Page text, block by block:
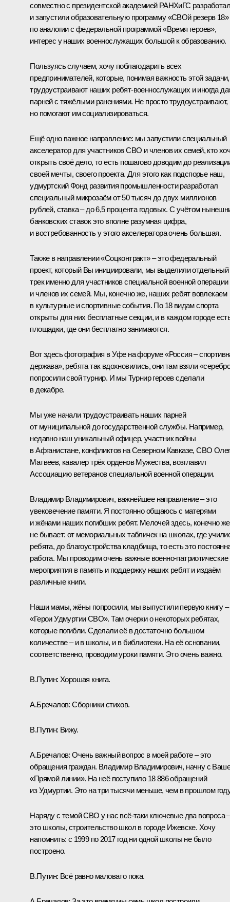
совместно с президентской академией РАНХиГС
и запустили образовательную программу «СВОй резерв 18»
по аналогии с федеральной программой «Время героев»,
интерес у наших военнослужащих большой к образованию.
Пользуясь случаем, хочу поблагодарить всех
предпринимателей, которые, понимая важность этой задачи,
трудоустраивают наших ребят-военнослужащих и иногда
парней с тяжёлыми ранениями. Не просто трудоустраивают,
но помогают им социализироваться.
Ещё одно важное направление: мы запустили специальный
акселератор для участников СВО и членов их семей, кто
открыть своё дело, то есть пошагово доводим до
своей мечты, своего проекта. Для этого как подспорье наш,
удмуртский Фонд развития промышленности разработал
специальный микрозаём от 50 тысяч до двух миллионов
рублей, ставка – до 6,5 процента годовых. С учётом
банковских ставок это вполне разумная цифра,
и востребованность у этого акселератора очень большая.
Также в направлении «Соцконтракт» – это федеральный
проект, который Вы инициировали, мы выделили отдельный
трек именно для участников специальной военной операции
и членов их семей. Мы, конечно же, наших ребят вовлекаем
в культурные и спортивные события. По 18 видам спорта
открыты для них бесплатные секции, и в каждом городе
площадки, где они бесплатно занимаются.
Вот здесь фотография в Уфе на форуме «Россия –
держава», ребята так вдохновились, они там взяли
попросили свой турнир. И мы Турнир героев сделали
в декабре.
Мы уже начали трудоустраивать наших парней
от муниципальной до государственной службы. Например,
недавно наш уникальный офицер, участник войны
в Афганистане, конфликтов на Северном Кавказе, СВО Олег
Матвеев, кавалер трёх орденов Мужества, возглавил
Ассоциацию ветеранов специальной военной операции.
Владимир Владимирович, важнейшее направление – это
увековечение памяти. Я постоянно общаюсь с матерями
и жёнами наших погибших ребят. Мелочей здесь, конечно
не бывает: от мемориальных табличек на школах, где
ребята, до благоустройства кладбища, то есть это
работа. Мы проводим очень важные военно-патриотические
мероприятия в память и поддержку наших ребят и издаём
различные книги.
Наши мамы, жёны попросили, мы выпустили первую книгу –
«Герои Удмуртии СВО». Там очерки о некоторых ребятах,
которые погибли. Сделали её в достаточно большом
количестве – и в школы, и в библиотеки. На её основании,
соответственно, проводим уроки памяти. Это очень важно.
В.Путин: Хорошая книга.
А.Бречалов: Сборники стихов.
В.Путин: Вижу.
А.Бречалов:Очень важный вопрос в моей работе – это
обращения граждан. Владимир Владимирович, начну с
«Прямой линии». На неё поступило 18 886 обращений
из Удмуртии. Это на три тысячи меньше, чем в прошлом
Наряду с темой СВО у нас всё-таки ключевые два вопроса –
это школы, строительство школ в городе Ижевске. Хочу
напомнить: с 1999 по 2017 год ни одной школы не было
построено.
В.Путин: Всё равно маловато пока.